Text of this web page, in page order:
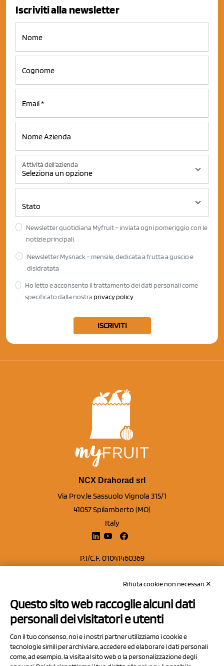
Iscriviti alla newsletter
Attività dell'azienda
Newsletter quotidiana Myfruit – inviata ogni pomeriggio con le
notizie principali.
Newsletter Mysnack – mensile, dedicata a frutta a guscio e
disidratata
Ho letto e acconsento il trattamento dei dati personali come
specificato dalla nostra privacy policy
ISCRIVITI
NCX Drahorad srl
Via Prov.le Sassuolo Vignola 315/1
41057 Spilamberto (MO)
Italy
P.I/C.F. 01041460369
Capitale sociale Euro 50.000,00 i.v.
Contatti
Privacy Policy
Cookie Policy
Rifiuta cookie non necessari ✕
Questo sito web raccoglie alcuni dati
personali dei visitatori e utenti
Con il tuo consenso, noi e i nostri partner utilizziamo i cookie e
tecnologie simili per archiviare, accedere ed elaborare i dati personali
come, ad esempio, la visita al sito web o la personalizzazione degli